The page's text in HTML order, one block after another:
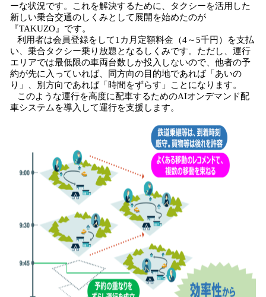
ーな状況です。これを解決するために、タクシーを活用した
新しい乗合交通のしくみとして展開を始めたのが
『TAKUZO』です。
利用者は会員登録をして1カ月定額料金（4～5千円）を支払
い、乗合タクシー乗り放題となるしくみです。ただし、運行
エリアでは最低限の車両台数しか投入しないので、他者の予
約が先に入っていれば、同方向の目的地であれば「あいの
り」、別方向であれば「時間をずらす」ことになります。
このような運行を高度に配車するためのAIオンデマンド配
車システムを導入して運行を支援します。